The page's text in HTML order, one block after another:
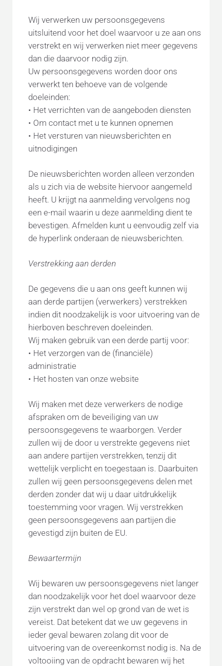
Wij verwerken uw persoonsgegevens
uitsluitend voor het doel waarvoor u ze aan ons
verstrekt en wij verwerken niet meer gegevens
dan die daarvoor nodig zijn.
Uw persoonsgegevens worden door ons
verwerkt ten behoeve van de volgende
doeleinden:
• Het verrichten van de aangeboden diensten
• Om contact met u te kunnen opnemen
• Het versturen van nieuwsberichten en
uitnodigingen
De nieuwsberichten worden alleen verzonden
als u zich via de website hiervoor aangemeld
heeft. U krijgt na aanmelding vervolgens nog
een e-mail waarin u deze aanmelding dient te
bevestigen. Afmelden kunt u eenvoudig zelf via
de hyperlink onderaan de nieuwsberichten.
Verstrekking aan derden
De gegevens die u aan ons geeft kunnen wij
aan derde partijen (verwerkers) verstrekken
indien dit noodzakelijk is voor uitvoering van de
hierboven beschreven doeleinden.
Wij maken gebruik van een derde partij voor:
• Het verzorgen van de (financiële)
administratie
• Het hosten van onze website
Wij maken met deze verwerkers de nodige
afspraken om de beveiliging van uw
persoonsgegevens te waarborgen. Verder
zullen wij de door u verstrekte gegevens niet
aan andere partijen verstrekken, tenzij dit
wettelijk verplicht en toegestaan is. Daarbuiten
zullen wij geen persoonsgegevens delen met
derden zonder dat wij u daar uitdrukkelijk
toestemming voor vragen. Wij verstrekken
geen persoonsgegevens aan partijen die
gevestigd zijn buiten de EU.
Bewaartermijn
Wij bewaren uw persoonsgegevens niet langer
dan noodzakelijk voor het doel waarvoor deze
zijn verstrekt dan wel op grond van de wet is
vereist. Dat betekent dat we uw gegevens in
ieder geval bewaren zolang dit voor de
uitvoering van de overeenkomst nodig is. Na de
voltooiing van de opdracht bewaren wij het